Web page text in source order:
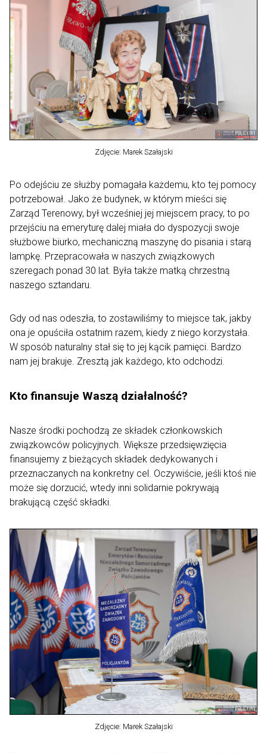
Zdjęcie: Marek Szałajski
Po odejściu ze służby pomagała każdemu, kto tej pomocy
potrzebował. Jako że budynek, w którym mieści się
Zarząd Terenowy, był wcześniej jej miejscem pracy, to po
przejściu na emeryturę dalej miała do dyspozycji swoje
służbowe biurko, mechaniczną maszynę do pisania i starą
lampkę. Przepracowała w naszych związkowych
szeregach ponad 30 lat. Była także matką chrzestną
naszego sztandaru.
Gdy od nas odeszła, to zostawiliśmy to miejsce tak, jakby
ona je opuściła ostatnim razem, kiedy z niego korzystała.
W sposób naturalny stał się to jej kącik pamięci. Bardzo
nam jej brakuje. Zresztą jak każdego, kto odchodzi.
Kto finansuje Waszą działalność?
Nasze środki pochodzą ze składek członkowskich
związkowców policyjnych. Większe przedsięwzięcia
finansujemy z bieżących składek dedykowanych i
przeznaczanych na konkretny cel. Oczywiście, jeśli ktoś nie
może się dorzucić, wtedy inni solidarnie pokrywają
brakującą część składki.
Zdjęcie: Marek Szałajski